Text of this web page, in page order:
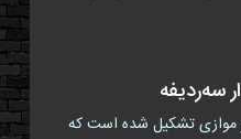
سه‌ردیفه
موازی تشکیل شده است که